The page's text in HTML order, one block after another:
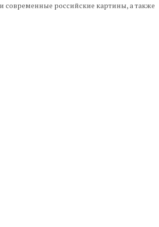
современные российские картины, а также